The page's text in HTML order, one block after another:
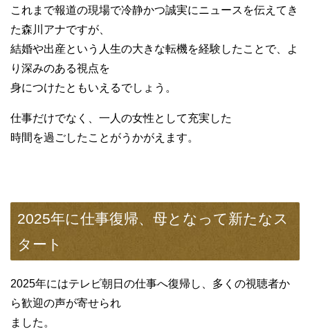
これまで報道の現場で冷静かつ誠実にニュースを伝えてき
た森川アナですが、
結婚や出産という人生の大きな転機を経験したことで、よ
り深みのある視点を
身につけたともいえるでしょう。
仕事だけでなく、一人の女性として充実した
時間を過ごしたことがうかがえます。
2025年に仕事復帰、母となって新たなス
タート
2025年にはテレビ朝日の仕事へ復帰し、多くの視聴者か
ら歓迎の声が寄せられ
ました。